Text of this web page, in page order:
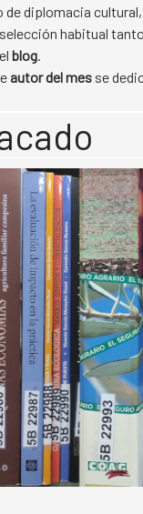
de diplomacia
habitual
blog.
autordel mes se